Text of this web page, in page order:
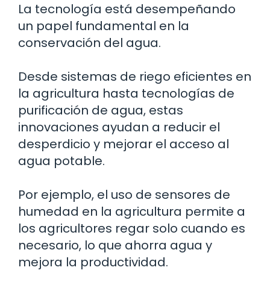
La tecnología está desempeñando
un papel fundamental en la
conservación del agua.
Desde sistemas de riego eficientes en
la agricultura hasta tecnologías de
purificación de agua, estas
innovaciones ayudan a reducir el
desperdicio y mejorar el acceso al
agua potable.
Por ejemplo, el uso de sensores de
humedad en la agricultura permite a
los agricultores regar solo cuando es
necesario, lo que ahorra agua y
mejora la productividad.